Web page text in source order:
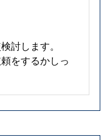
討します。
をするかしっ